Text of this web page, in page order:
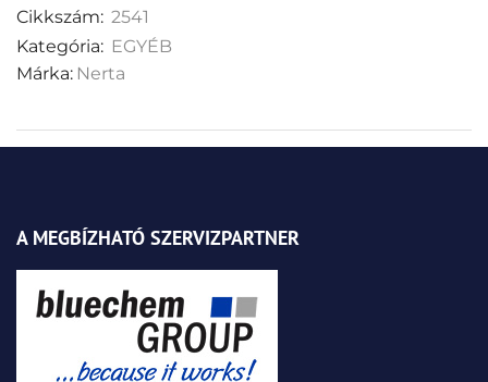
Cikkszám: 2541
Kategória: EGYÉB
Márka: Nerta
A MEGBÍZHATÓ SZERVIZPARTNER